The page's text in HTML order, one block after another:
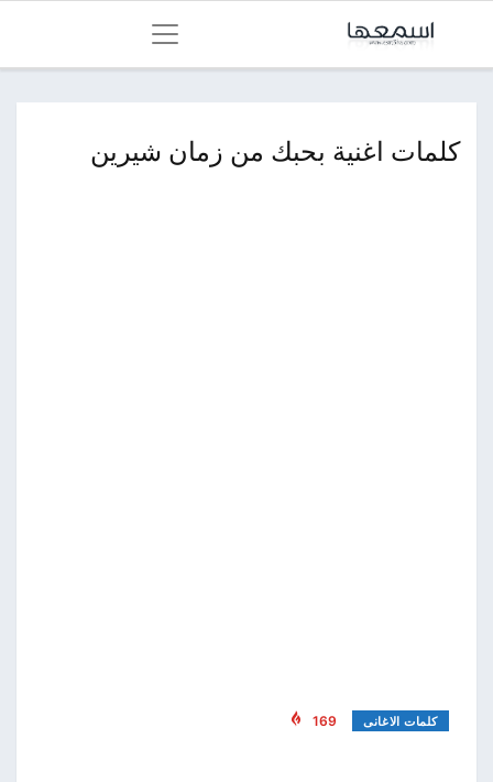
كلمات اغنية بحبك من زمان شيرين
كلمات الاغانى 169